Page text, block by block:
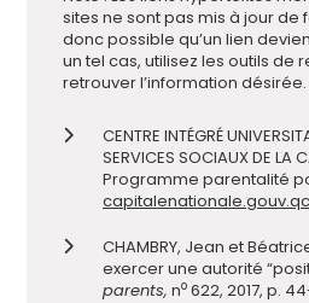
sites ne sont pas mis à jour de
donc possible qu’un lien
un tel cas, utilisez les outils de
retrouver l’information désirée.
CENTRE INTÉGRÉ
SERVICES SOCIAUX DE LA
Programme parentalité
CHAMBRY, Jean et
exercer une autorité
parents, no 622, 2017, p.